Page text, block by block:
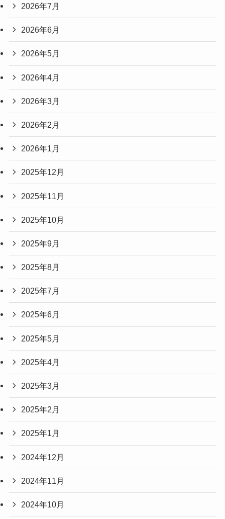
2026年7月
2026年6月
2026年5月
2026年4月
2026年3月
2026年2月
2026年1月
2025年12月
2025年11月
2025年10月
2025年9月
2025年8月
2025年7月
2025年6月
2025年5月
2025年4月
2025年3月
2025年2月
2025年1月
2024年12月
2024年11月
2024年10月